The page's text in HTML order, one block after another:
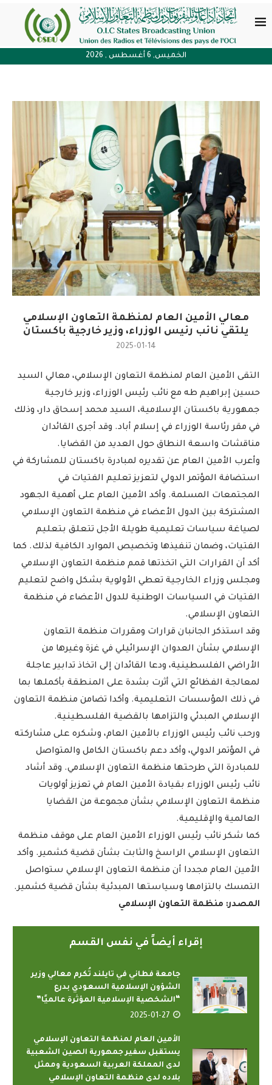
الخميس, 6 أغسطس , 2026
معالي الأمين العام لمنظمة التعاون الإسلامي
يلتقي نائب رئيس الوزراء، وزير خارجية باكستان
2025-01-14
التقى الأمين العام لمنظمة التعاون الإسلامي، معالي السيد
حسين إبراهيم طه مع نائب رئيس الوزراء، وزير خارجية
جمهورية باكستان الإسلامية، السيد محمد إسحاق دار، وذلك
في مقر رئاسة الوزراء في إسلام أباد. وقد أجرى القائدان
مناقشات واسعة النطاق حول العديد من القضايا.
وأعرب الأمين العام عن تقديره لمبادرة باكستان للمشاركة في
استضافة المؤتمر الدولي لتعزيز تعليم الفتيات في
المجتمعات المسلمة. وأكد الأمين العام على أهمية الجهود
المشتركة بين الدول الأعضاء في منظمة التعاون الإسلامي
لصياغة سياسات تعليمية طويلة الأجل تتعلق بتعليم
الفتيات، وضمان تنفيذها وتخصيص الموارد الكافية لذلك. كما
أكد أن القرارات التي اتخذتها قمم منظمة التعاون الإسلامي
ومجلس وزراء الخارجية تعطي الأولوية بشكل واضح لتعليم
الفتيات في السياسات الوطنية للدول الأعضاء في منظمة
التعاون الإسلامي.
وقد استذكر الجانبان قرارات ومقررات منظمة التعاون
الإسلامي بشأن العدوان الإسرائيلي في غزة وغيرها من
الأراضي الفلسطينية، ودعا القائدان إلى اتخاذ تدابير عاجلة
لمعالجة الفظائع التي أثرت بشدة على المنطقة بأكملها بما
في ذلك المؤسسات التعليمية. وأكدا تضامن منظمة التعاون
الإسلامي المبدئي والتزامها بالقضية الفلسطينية.
ورحب نائب رئيس الوزراء بالأمين العام، وشكره على مشاركته
في المؤتمر الدولي، وأكد دعم باكستان الكامل والمتواصل
للمبادرة التي طرحتها منظمة التعاون الإسلامي. وقد أشاد
نائب رئيس الوزراء بقيادة الأمين العام في تعزيز أولويات
منظمة التعاون الإسلامي بشأن مجموعة من القضايا
العالمية والإقليمية.
كما شكر نائب رئيس الوزراء الأمين العام على موقف منظمة
التعاون الإسلامي الراسخ والثابت بشأن قضية كشمير. وأكد
الأمين العام مجددا أن منظمة التعاون الإسلامي ستواصل
التمسك بالتزامها وسياستها المبدئية بشأن قضية كشمير.
المصدر: منظمة التعاون الإسلامي
إقراء أيضاً في نفس القسم
جامعة فطاني في تايلند تُكرم معالي وزير
الشؤون الإسلامية السعودي بدرع
“الشخصية الإسلامية المؤثرة عالميًا”
2025-01-27
الأمين العام لمنظمة التعاون الإسلامي
يستقبل سفير جمهورية الصين الشعبية
لدى المملكة العربية السعودية وممثل
بلاده لدى منظمة التعاون الإسلامي